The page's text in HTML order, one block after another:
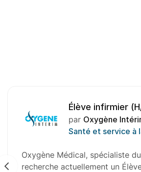
Elève infirmier
par Oxygène
Santé et service à
Oxygène Médical, spécialiste
recherche actuellement un